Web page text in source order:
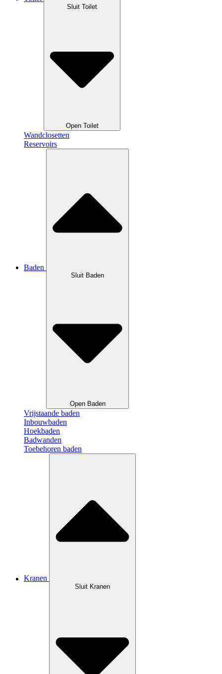
Sluit Toilet
Open Toilet
Wandclosetten
Reservoirs
Baden
Sluit Baden
Open Baden
Vrijstaande baden
Inbouwbaden
Hoekbaden
Badwanden
Toebehoren baden
Kranen
Sluit Kranen